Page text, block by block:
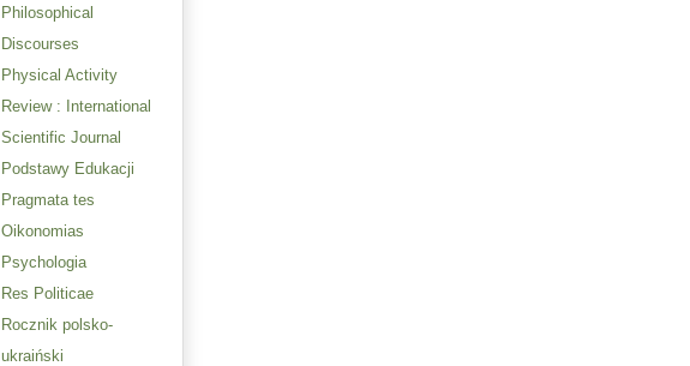
Philosophical
Discourses
Physical Activity
Review : International
Scientific Journal
Podstawy Edukacji
Pragmata tes
Oikonomias
Psychologia
Res Politicae
Rocznik polsko-
ukraiński